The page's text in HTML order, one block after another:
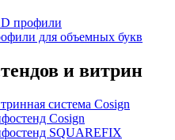
профили
для объемных букв
и витрин
система Cosign
Cosign
SQUAREFIX